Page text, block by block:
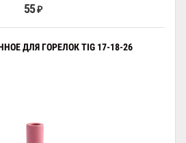
55 ₽
ДЛЯ ГОРЕЛОК TIG 17-18-26